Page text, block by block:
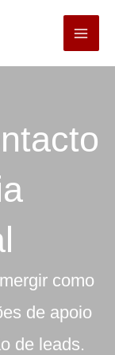
como
de apoio
de leads.